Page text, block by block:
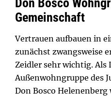
Gemeinschaft
Vertrauen aufbauen in
zunächst zwangsweise
Zeidler sehr wichtig. Als
Außenwohngruppe des
Don Bosco